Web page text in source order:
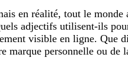
en réalité, tout le monde
adjectifs utilisent-ils
visible en ligne. Que
marque personnelle ou de